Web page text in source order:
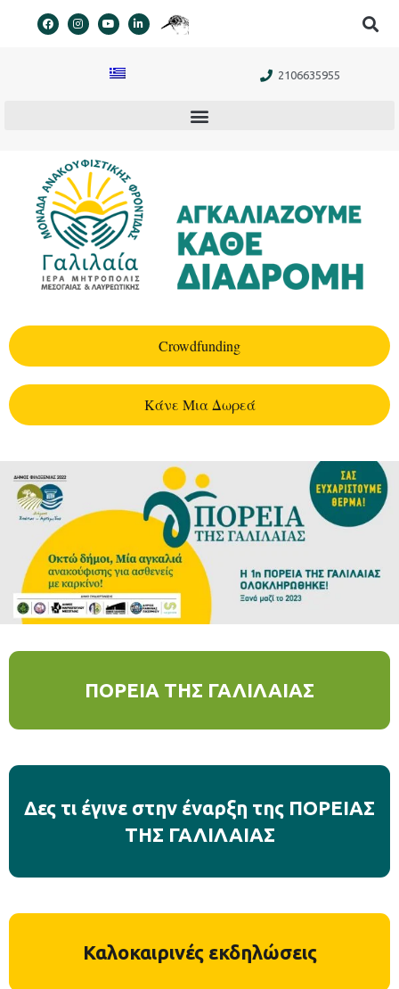
περιεχόμενο
2106635955
Crowdfunding
Kάνε Μια Δωρεά
ΠΟΡΕΙΑ ΤΗΣ ΓΑΛΙΛΑΙΑΣ
Δες τι έγινε στην έναρξη της ΠΟΡΕΙΑΣ
ΤΗΣ ΓΑΛΙΛΑΙΑΣ
Καλοκαιρινές εκδηλώσεις